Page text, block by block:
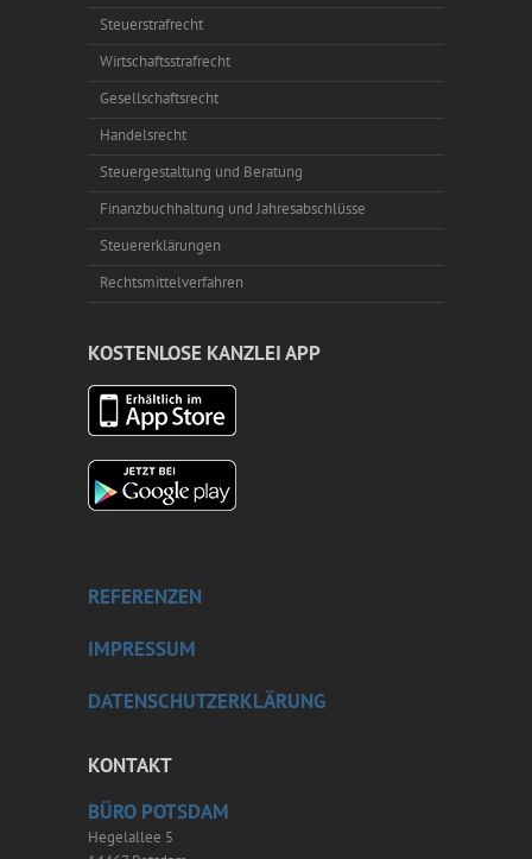
Steuerstrafrecht
Wirtschaftsstrafrecht
Gesellschaftsrecht
Handelsrecht
Steuergestaltung und Beratung
Finanzbuchhaltung und Jahresabschlüsse
Steuererklärungen
Rechtsmittelverfahren
KOSTENLOSE KANZLEI APP
REFERENZEN
IMPRESSUM
DATENSCHUTZERKLÄRUNG
KONTAKT
BÜRO POTSDAM
Hegelallee 5